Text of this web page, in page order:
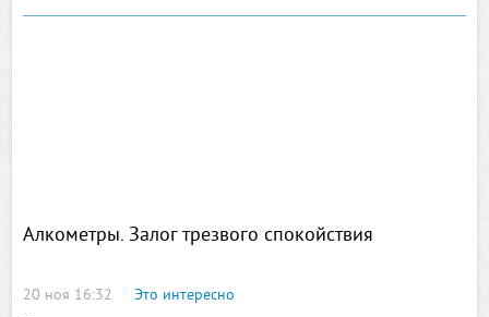
Алкометры. Залог трезвого спокойствия
20 ноя 16:32
Это интересно